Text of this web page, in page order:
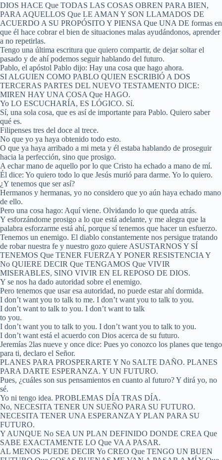
DIOS HACE Que TODAS LAS COSAS OBREN PARA BIEN,
PARA AQUELLOS Que LE AMAN Y SON LLAMADOS DE
ACUERDO A SU PROPÓSITO Y PIENSA Que UNA DE formas en
que él hace cobrar el bien de situaciones malas ayudándonos, aprender
a no repetirlas.
Tengo una última escritura que quiero compartir, de dejar soltar el
pasado y de ahí podemos seguir hablando del futuro.
Pablo, el apóstol Pablo dijo: Hay una cosa que hago ahora.
SI ALGUIEN COMO PABLO QUIEN ESCRIBIÓ A DOS
TERCERAS PARTES DEL NUEVO TESTAMENTO DICE:
MIREN HAY UNA COSA Que HAGO.
Yo LO ESCUCHARÍA, ES LÓGICO. Sí.
Sí, una sola cosa, que es así de importante para Pablo. Quiero saber
qué es.
Filipenses tres del doce al trece.
No que yo ya haya obtenido todo esto.
O que ya haya arribado a mi meta y él estaba hablando de proseguir
hacia la perfección, sino que prosigo.
A echar mano de aquello por lo que Cristo ha echado a mano de mí.
Él dice: Yo quiero todo lo que Jesús murió para darme. Yo lo quiero.
¿Y tenemos que ser así?
Hermanos y hermanas, yo no considero que yo aún haya echado mano
de ello.
Pero una cosa hago: Aquí viene. Olvidando lo que queda atrás.
Y esforzándome prosigo a lo que está adelante, y me alegra que la
palabra esforzarme está ahí, porque sí tenemos que hacer un esfuerzo.
Tenemos un enemigo. El diablo constantemente nos persigue tratando
de robar nuestra fe y nuestro gozo quiere ASUSTARNOS Y SÍ
TENEMOS Que TENER FUERZA Y PONER RESISTENCIA Y
No QUIERE DECIR Que TENGAMOS Que VIVIR
MISERABLES, SINO VIVIR EN EL REPOSO DE DIOS.
Y se nos ha dado autoridad sobre el enemigo.
Pero tenemos que usar esa autoridad, no puede estar ahí dormida.
I don’t want you to talk to me. I don’t want you to talk to you.
I don’t want to talk to you. I don’t want to talk
to you.
I don’t want you to talk to you. I don’t want you to talk to you.
I don’t want está el acuerdo con Dios acerca de su futuro.
Jeremías 2las nueve y once dice: Pues yo conozco los planes que tengo
para ti, declaro el Señor.
PLANES PARA PROSPERARTE Y No SALTE DAÑO. PLANES
PARA DARTE ESPERANZA. Y UN FUTURO.
Pues, ¿cuáles son sus pensamientos en cuanto al futuro? Y dirá yo, no
sé.
Yo ni tengo idea. PROBLEMAS DÍA TRAS DÍA.
No, NECESITA TENER UN SUEÑO PARA SU FUTURO.
NECESITA TENER UNA ESPERANZA Y PLAN PARA SU
FUTURO.
Y AUNQUE No SEA UN PLAN DEFINIDO DONDE CREA Que
SABE EXACTAMENTE LO Que VA A PASAR.
AL MENOS PUEDE DECIR Yo CREO Que TENGO UN BUEN